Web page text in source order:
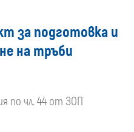
за подготовка и
на тръби
по чл. 44 от ЗОП